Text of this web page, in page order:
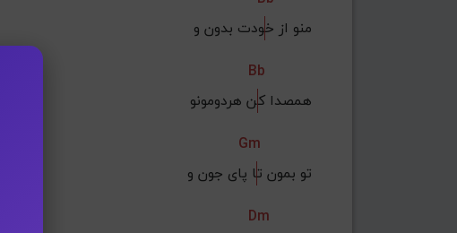
منو از خودت بدون و
Bb
همصدا کن هردومونو
Gm
تو بمون تا پای جون و
Dm